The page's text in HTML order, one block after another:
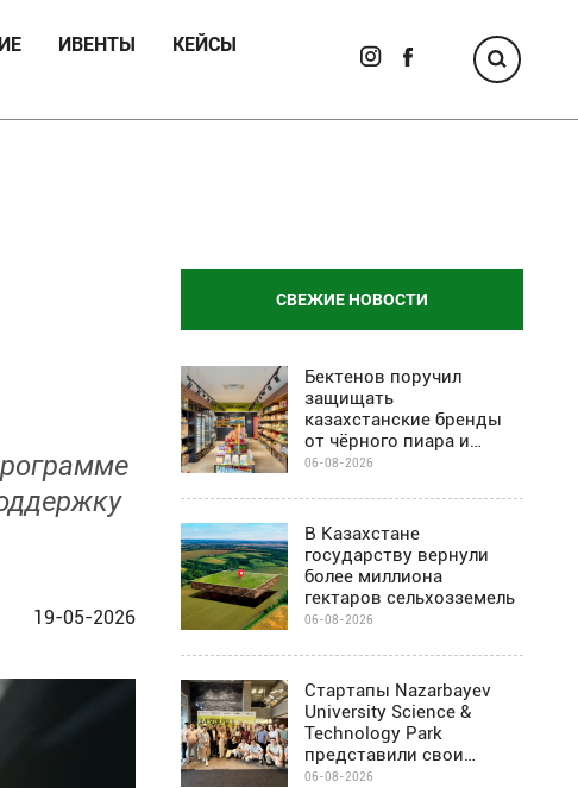
ИВЕНТЫ
КЕЙСЫ
19-05-2026
СВЕЖИЕ НОВОСТИ
Бектенов поручил
защищать
казахстанские бренды
от чёрного пиара и
барьеров на полках
06-08-2026
В Казахстане
государству вернули
более миллиона
гектаров сельхозземель
06-08-2026
Стартапы Nazarbayev
University Science &
Technology Park
представили свои
проекты инвесторам в
06-08-2026